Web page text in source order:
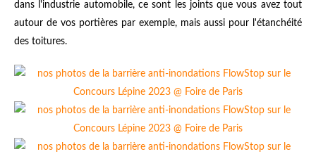
dans l'industrie automobile, ce sont les joints que vous avez tout
autour de vos portières par exemple, mais aussi pour l'étanchéité
des toitures.